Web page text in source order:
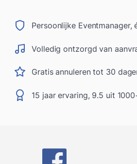
Persoonlijke Eventmanager,
Volledig ontzorgd van
Gratis annuleren tot 30
15 jaar ervaring, 9.5 uit